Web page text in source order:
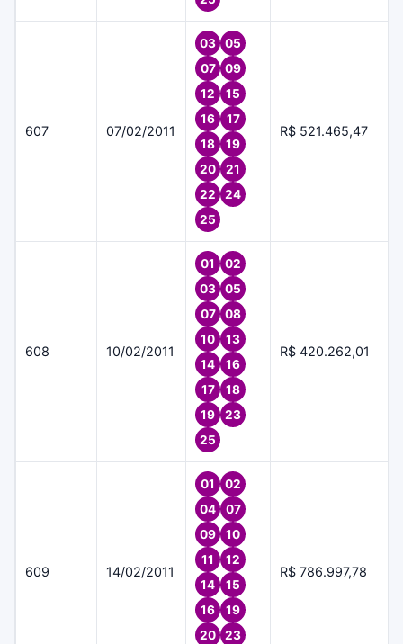
607 07/02/2011
03
05
07
09
12
15
16
17
18
19
20
21
22
24
25
R$ 521.465,47
608 10/02/2011
01
02
03
05
07
08
10
13
14
16
17
18
19
23
25
R$ 420.262,01
609 14/02/2011
01
02
04
07
09
10
11
12
14
15
16
19
20
23
R$ 786.997,78